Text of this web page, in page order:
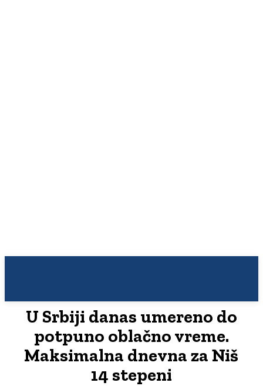
U Srbiji danas umereno do
potpuno oblačno vreme.
Maksimalna dnevna za Niš
14 stepeni